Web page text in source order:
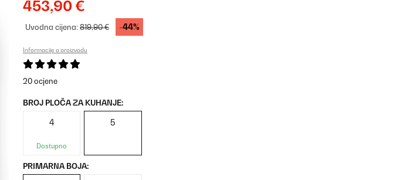
453,90 €
Uvodna cijena:819,90 € -44%
Informacije o proizvodu
20 ocjene
BROJ PLOČA ZA KUHANJE:
4
Dostupno
5
PRIMARNA BOJA: